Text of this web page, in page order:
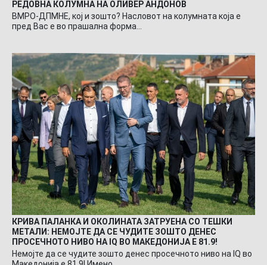
РЕДОВНА КОЛУМНА НА ОЛИВЕР АНДОНОВ
ВМРО-ДПМНЕ, кој и зошто? Насловот на колумната која е
пред Вас е во прашална форма…
КРИВА ПАЛАНКА И ОКОЛИНАТА ЗАТРУЕНА СО ТЕШКИ
МЕТАЛИ: НЕМОЈТЕ ДА СЕ ЧУДИТЕ ЗОШТО ДЕНЕС
ПРОСЕЧНОТО НИВО НА IQ ВО МАКЕДОНИЈА Е 81.9!
Немојте да се чудите зошто денес просечното ниво на IQ во